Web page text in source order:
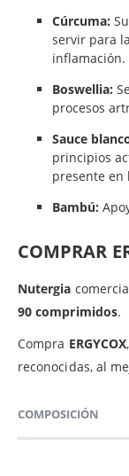
Cúrcuma:
servir para
inflamación.
Boswellia:
procesos
Sauce
principios
presente en
Bambú:
COMPRAR
Nutergia
90 comprimidos.
Compra ERGYCOX
reconocidas, al
COMPOSICIÓN